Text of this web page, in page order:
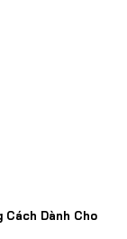
Cách Dành Cho